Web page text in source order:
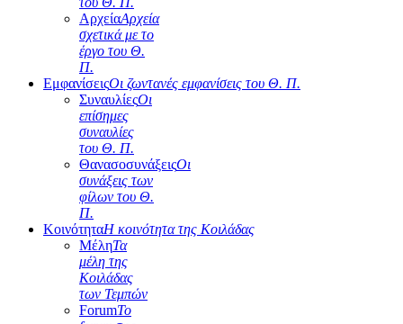
ΑρχείαΑρχεία
σχετικά με το
έργο του Θ.
Π.
ΕμφανίσειςΟι ζωντανές εμφανίσεις του Θ. Π.
ΣυναυλίεςΟι
επίσημες
συναυλίες
του Θ. Π.
ΘανασοσυνάξειςΟι
συνάξεις των
φίλων του Θ.
Π.
ΚοινότηταΗ κοινότητα της Κοιλάδας
ΜέληΤα
μέλη της
Κοιλάδας
των Τεμπών
ForumΤο